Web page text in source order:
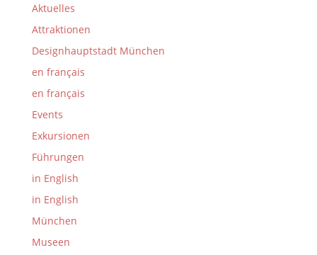
Aktuelles
Attraktionen
Designhauptstadt München
en français
en français
Events
Exkursionen
Führungen
in English
in English
München
Museen